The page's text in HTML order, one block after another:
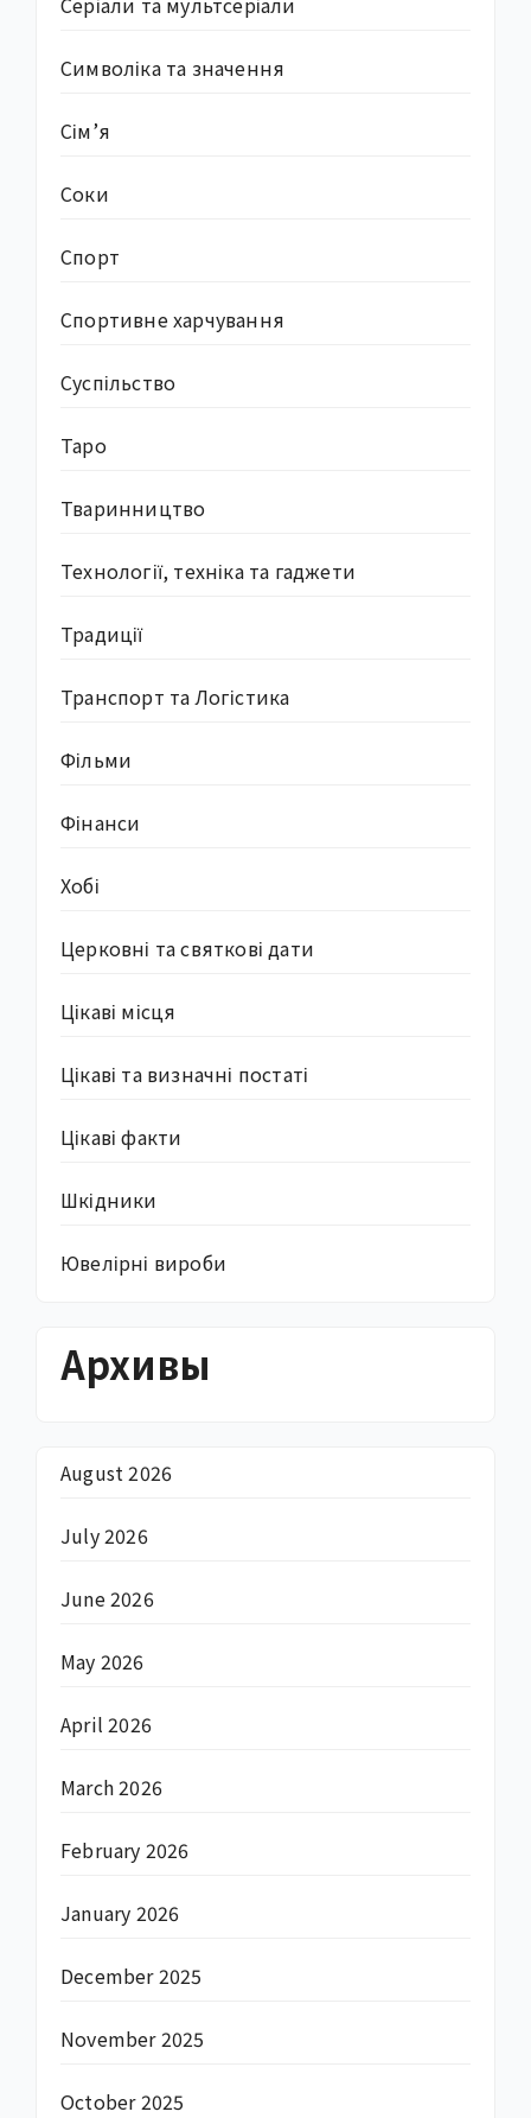
Символіка та значення
Сім’я
Соки
Спорт
Спортивне харчування
Суcпільство
Таро
Тваринництво
Технології, техніка та гаджети
Традиції
Транспорт та Логістика
Фільми
Фінанси
Хобі
Церковні та святкові дати
Цікаві місця
Цікаві та визначні постаті
Цікаві факти
Шкідники
Ювелірні вироби
Архивы
August 2026
July 2026
June 2026
May 2026
April 2026
March 2026
February 2026
January 2026
December 2025
November 2025
October 2025